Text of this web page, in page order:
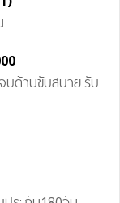
00
บด้านขับสบาย รับ